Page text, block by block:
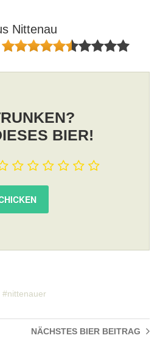
Nittenau
BIER!
nittenauer
NÄCHSTES BIERBEITRAG